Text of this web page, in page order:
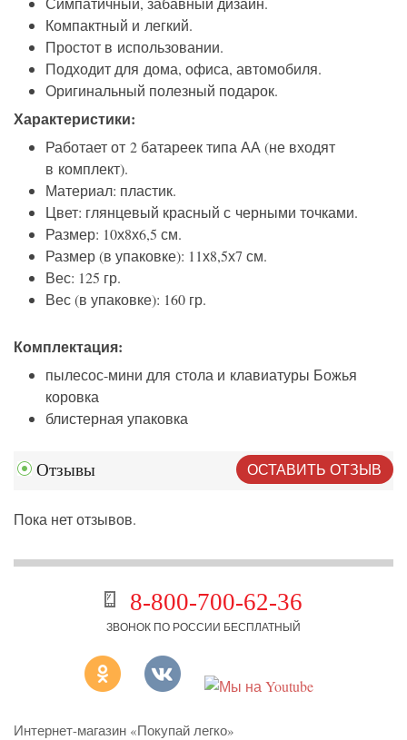
Компактный и легкий.
Простот в использовании.
Подходит для дома, офиса, автомобиля.
Оригинальный полезный подарок.
Характеристики:
Работает от 2 батареек типа АА (не входят
в комплект).
Материал: пластик.
Цвет: глянцевый красный с черными точками.
Размер: 10х8х6,5 см.
Размер (в упаковке): 11х8,5х7 см.
Вес: 125 гр.
Вес (в упаковке): 160 гр.
Комплектация:
пылесос-мини для стола и клавиатуры Божья
коровка
блистерная упаковка
Отзывы ОСТАВИТЬ ОТЗЫВ
Пока нет отзывов.
8-800-700-62-36
ЗВОНОК ПО РОССИИ БЕСПЛАТНЫЙ
Интернет-магазин «Покупай легко»